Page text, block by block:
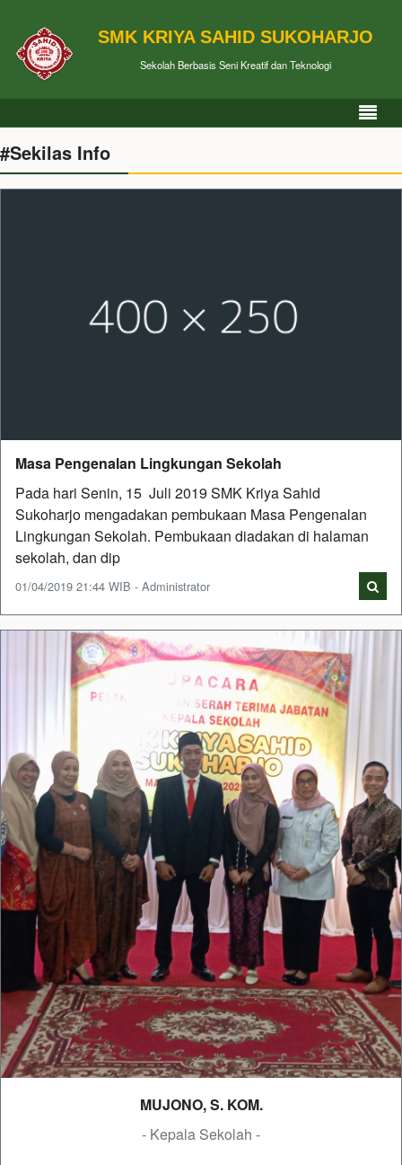
SMK KRIYA SAHID SUKOHARJO
Sekolah Berbasis Seni Kreatif dan Teknologi
#Sekilas Info
Masa Pengenalan Lingkungan Sekolah
Pada hari Senin, 15 Juli 2019 SMK Kriya Sahid
Sukoharjo mengadakan pembukaan Masa Pengenalan
Lingkungan Sekolah. Pembukaan diadakan di halaman
sekolah, dan dip
01/04/2019 21:44 WIB - Administrator
MUJONO, S. KOM.
- Kepala Sekolah -